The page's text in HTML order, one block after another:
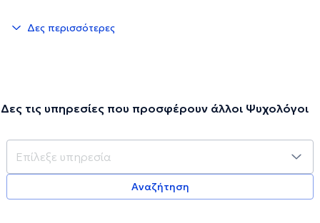
Δες περισσότερες
Δες τις υπηρεσίες που προσφέρουν άλλοι Ψυχολόγοι
Αναζήτηση